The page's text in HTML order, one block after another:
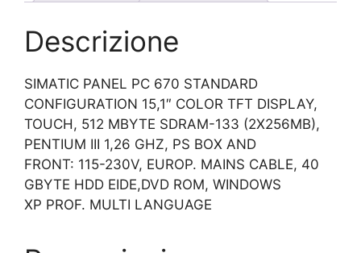
Descrizione
SIMATIC PANEL PC 670 STANDARD
CONFIGURATION 15,1″ COLOR TFT DISPLAY,
TOUCH, 512 MBYTE SDRAM-133 (2X256MB),
PENTIUM III 1,26 GHZ, PS BOX AND
FRONT: 115-230V, EUROP. MAINS CABLE, 40
GBYTE HDD EIDE,DVD ROM, WINDOWS
XP PROF. MULTI LANGUAGE